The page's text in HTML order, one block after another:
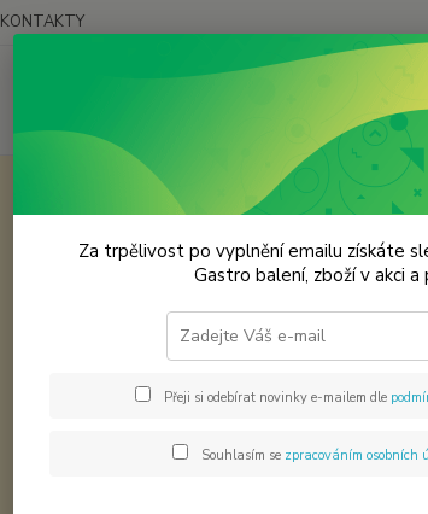
KONTAKTY
Chilli svět papriček CAROLINA REAPER
CAROLINA REAPER
Za trpělivost po vyplnění emailu získáte
Gastro balení, zboží v akci a
Přeji si odebírat novinky e-mailem dle
Souhlasím se zpracováním osobních